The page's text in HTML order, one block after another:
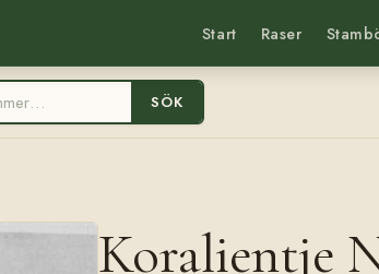
Start Raser
SÖK
Koralientje